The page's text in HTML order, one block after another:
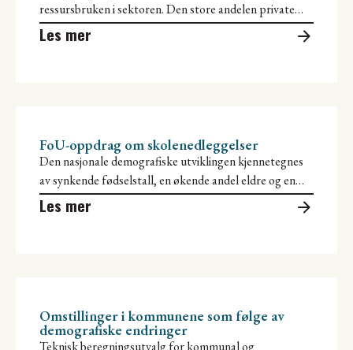
ressursbruken i sektoren. Den store andelen private
barnehager gjør at myndighetene
Les mer
FoU-oppdrag om skolenedleggelser
Den nasjonale demografiske utviklingen kjennetegnes
av synkende fødselstall, en økende andel eldre og en
redusert andel yrkesaktive, noe som sammen
Les mer
Omstillinger i kommunene som følge av
demografiske endringer
Teknisk beregningsutvalg for kommunal og